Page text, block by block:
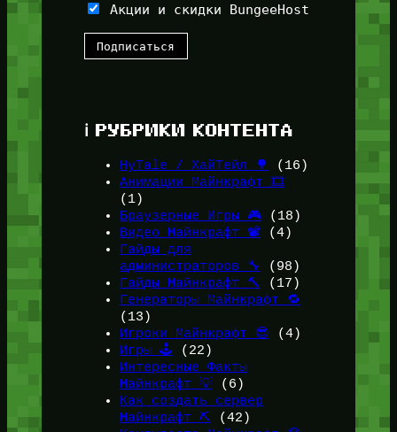
Акции и скидки BungeeHost
ℹ️ РУБРИКИ КОНТЕНТА
HyTale / ХайТейл 🌳
(16)
Анимации Майнкрафт 🎞️
(1)
Браузерные Игры 🎮(18)
Видео Майнкрафт 📽️ (4)
Гайды для
администраторов 🔧
(98)
Гайды Майнкрафт 🔨
(17)
Генераторы Майнкрафт 🔁
(13)
Игроки Майнкрафт 😎 (4)
Игры 🕹️ (22)
Интересные Факты
Майнкрафт 💡(6)
Как создать сервер
Майнкрафт ⛏️ (42)